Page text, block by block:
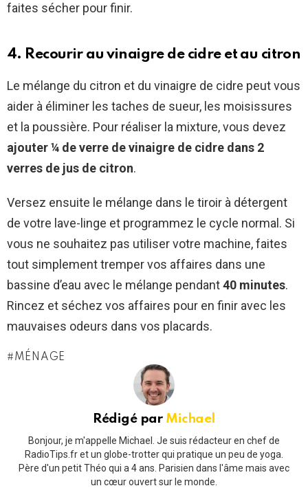
faites sécher pour finir.
4. Recourir au vinaigre de cidre et au citron
Le mélange du citron et du vinaigre de cidre peut vous
aider à éliminer les taches de sueur, les moisissures
et la poussière. Pour réaliser la mixture, vous devez
ajouter ¼ de verre de vinaigre de cidre dans 2
verres de jus de citron.
Versez ensuite le mélange dans le tiroir à détergent
de votre lave-linge et programmez le cycle normal. Si
vous ne souhaitez pas utiliser votre machine, faites
tout simplement tremper vos affaires dans une
bassine d’eau avec le mélange pendant40 minutes.
Rincez et séchez vos affaires pour en finir avec les
mauvaises odeurs dans vos placards.
MÉNAGE
Rédigé par Michael
Bonjour, je m'appelle Michael. Je suis rédacteur en chef de
RadioTips.fr et un globe-trotter qui pratique un peu de yoga.
Père d'un petit Théo qui a 4 ans. Parisien dans l'âme mais avec
un cœur ouvert sur le monde.